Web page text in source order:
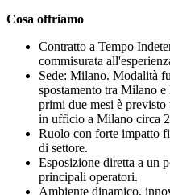
Cosa offriamo
Contratto a Tempo
commisurata
Sede: Milano. Modalità
spostamento tra Milano
primi due mesi è
in ufficio a Milano circa
Ruolo con forte impatto
di settore.
Esposizione diretta a un
principali operatori.
Ambiente dinamico,